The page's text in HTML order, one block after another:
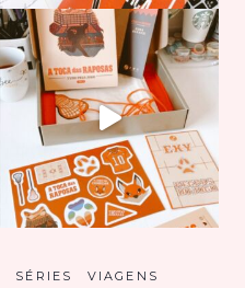
SÉRIES VIAGENS